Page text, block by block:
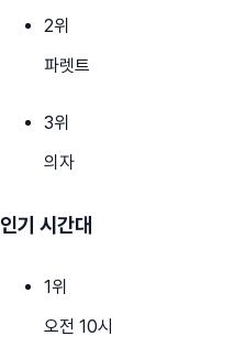
2위
파렛트
3위
의자
인기 시간대
1위
오전 10시